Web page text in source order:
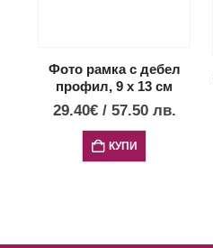
Фото рамка с дебел
профил, 9 х 13 см
29.40€ / 57.50 лв.
КУПИ